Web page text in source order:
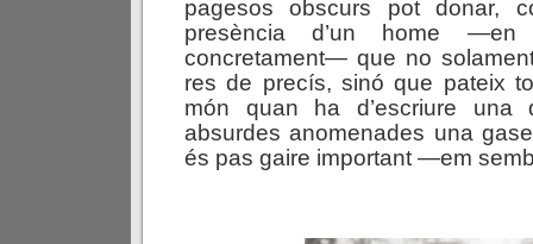
pagesos obscurs pot donar,
presència d’un home
concretament— que no
res de precís, sinó que pateix
món quan ha d’escriure una
absurdes anomenades una
és pas gaire important —em